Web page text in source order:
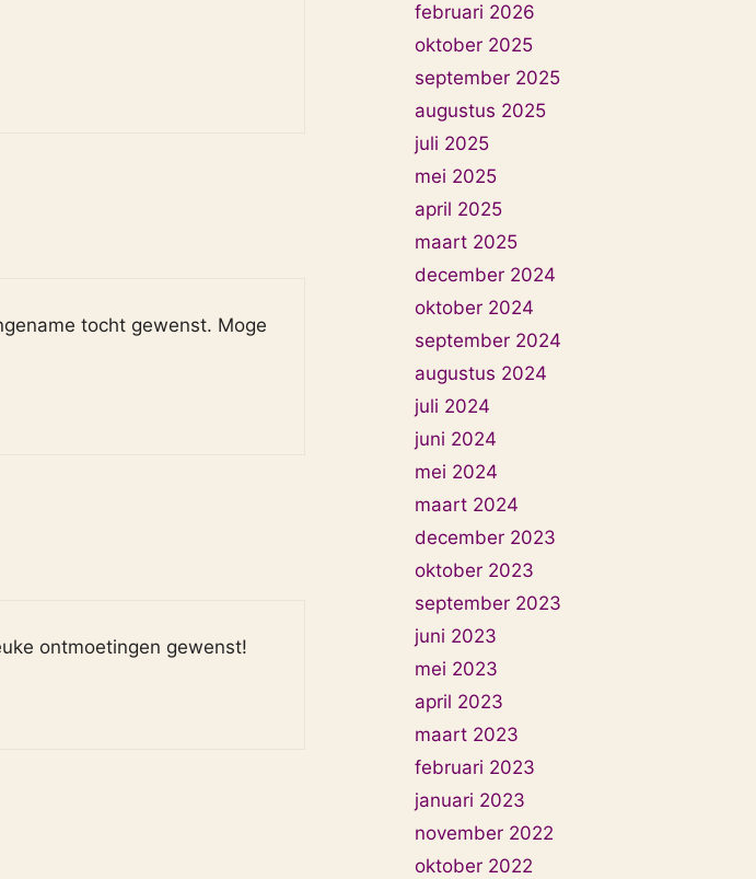
tocht gewenst. Moge
ontmoetingen gewenst!
februari 2026
oktober 2025
september 2025
augustus 2025
juli 2025
mei 2025
april 2025
maart 2025
december 2024
oktober 2024
september 2024
augustus 2024
juli 2024
juni 2024
mei 2024
maart 2024
december 2023
oktober 2023
september 2023
juni 2023
mei 2023
april 2023
maart 2023
februari 2023
januari 2023
november 2022
oktober 2022